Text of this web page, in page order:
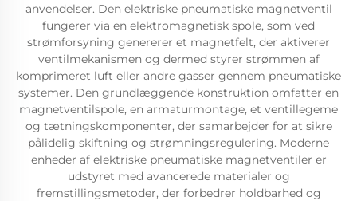
anvendelser. Den elektriske pneumatiske magnetventil
fungerer via en elektromagnetisk spole, som ved
strømforsyning genererer et magnetfelt, der aktiverer
ventilmekanismen og dermed styrer strømmen af
komprimeret luft eller andre gasser gennem pneumatiske
systemer. Den grundlæggende konstruktion omfatter en
magnetventilspole, en armaturmontage, et ventillegeme
og tætningskomponenter, der samarbejder for at sikre
pålidelig skiftning og strømningsregulering. Moderne
enheder af elektriske pneumatiske magnetventiler er
udstyret med avancerede materialer og
fremstillingsmetoder, der forbedrer holdbarhed og